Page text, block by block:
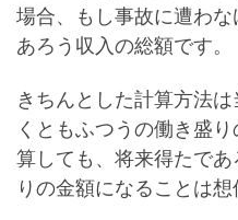
場合、もし事故に遭わ
あろう収入の総額です。
きちんとした計算方法
くともふつうの働き盛
算しても、将来得たで
りの金額になることは想